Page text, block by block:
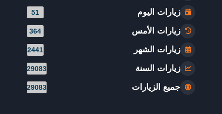
زيارات اليوم 51
زيارات الأمس 364
زيارات الشهر 2441
زيارات السنة 29083
جميع الزيارات 29083